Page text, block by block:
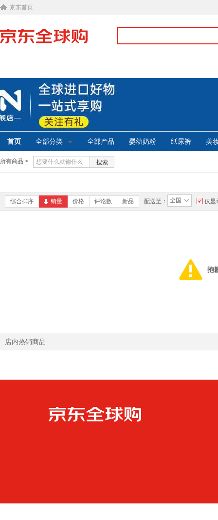
京东首页
首页 全部分类 全部产品 婴幼奶粉 纸尿裤 美
所有商品 > 搜索
综合排序 销量 价格 评论数 新品 配送至： 全国 仅显
抱
店内热销商品